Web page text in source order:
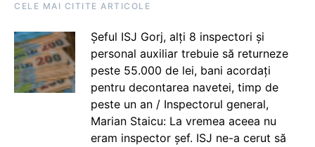
CELE MAI CITITE ARTICOLE
Șeful ISJ Gorj, alți 8 inspectori și
personal auxiliar trebuie să returneze
peste 55.000 de lei, bani acordați
pentru decontarea navetei, timp de
peste un an / Inspectorul general,
Marian Staicu: La vremea aceea nu
eram inspector șef. ISJ ne-a cerut să